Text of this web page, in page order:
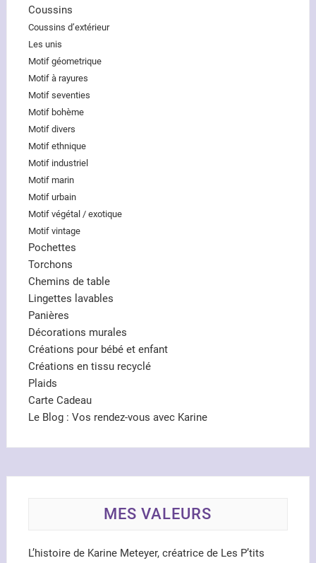
Coussins
Coussins d’extérieur
Les unis
Motif géometrique
Motif à rayures
Motif seventies
Motif bohème
Motif divers
Motif ethnique
Motif industriel
Motif marin
Motif urbain
Motif végétal / exotique
Motif vintage
Pochettes
Torchons
Chemins de table
Lingettes lavables
Panières
Décorations murales
Créations pour bébé et enfant
Créations en tissu recyclé
Plaids
Carte Cadeau
Le Blog : Vos rendez-vous avec Karine
MES VALEURS
L’histoire de Karine Meteyer, créatrice de Les P’tits